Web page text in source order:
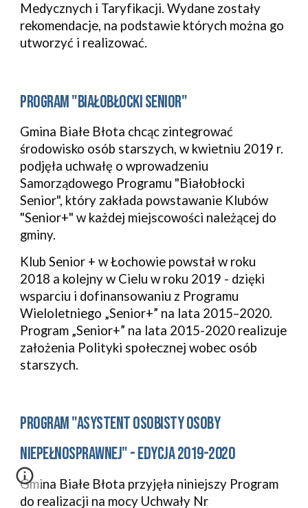
Medycznych i Taryfikacji. Wydane zostały
rekomendacje, na podstawie których można go
utworzyć i realizować.
PROGRAM "BIAŁOBŁOCKI SENIOR"
Gmina Białe Błota chcąc zintegrować
środowisko osób starszych, w kwietniu 2019 r.
podjęła uchwałę o wprowadzeniu
Samorządowego Programu "Białobłocki
Senior", który zakłada powstawanie Klubów
"Senior+" w każdej miejscowości należącej do
gminy.
Klub Senior + w Łochowie powstał w roku
2018 a kolejny w Cielu w roku 2019 - dzięki
wsparciu i dofinansowaniu z Programu
Wieloletniego „Senior+” na lata 2015–2020.
Program „Senior+” na lata 2015-2020 realizuje
założenia Polityki społecznej wobec osób
starszych.
PROGRAM "asystent OSOBISTY OSOBY
NIEPEŁNOSPRAWNEJ" - EDYCJA 2019-2020
Gmina Białe Błota przyjęła niniejszy Program
do realizacji na mocy Uchwały Nr